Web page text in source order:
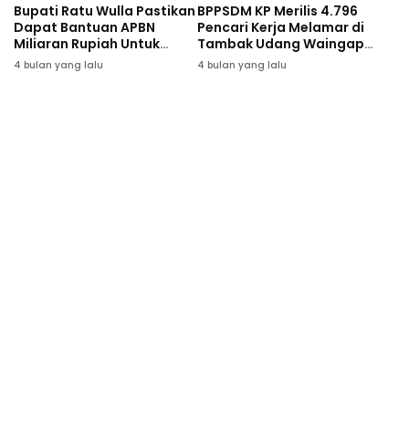
Bupati Ratu Wulla Pastikan
Dapat Bantuan APBN
Miliaran Rupiah Untuk
Revitalisasi 71 Gedung
Sekolah di SBD
4 bulan yang lalu
BPPSDM KP Merilis 4.796
Pencari Kerja Melamar di
Tambak Udang Waingapu
Sumba Timur
4 bulan yang lalu